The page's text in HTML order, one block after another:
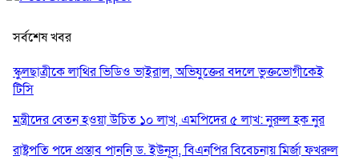
সর্বশেষ খবর
স্কুলছাত্রীকে লাথির ভিডিও ভাইরাল, অভিযুক্তের বদলে ভুক্তভোগীকেই
টিসি
মন্ত্রীদের বেতন হওয়া উচিত ১০ লাখ, এমপিদের ৫ লাখ: নুরুল হক নুর
রাষ্ট্রপতি পদে প্রস্তাব পাননি ড. ইউনূস, বিএনপির বিবেচনায় মির্জা ফখরুল